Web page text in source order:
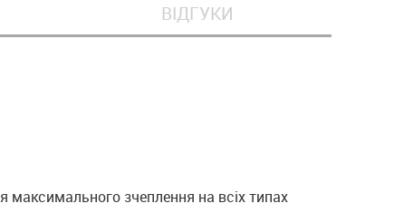
ВІДГУКИ
максимального зчеплення на всіх типах